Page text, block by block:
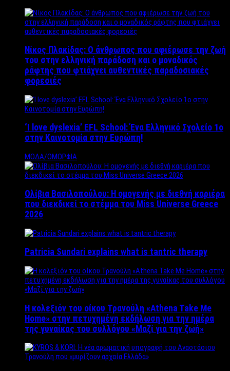
Νίκος Πλακίδας: O άνθρωπος που αφιέρωσε την ζωή
του στην ελληνική παράδοση και ο μοναδικός
ράφτης που φτιάχνει αυθεντικές παραδοσιακές
φορεσιές
‘Ι love dyslexia’ EFL School: Ένα Ελληνικό Σχολείo 1ο
στην Καινοτομία στην Ευρώπη!
ΜΟΔΑ/ΟΜΟΡΦΙΑ
Ολίβια Βασιλοπούλου: Η ομογενής με διεθνή καριέρα
που διεκδικεί το στέμμα του Miss Universe Greece
2026
Patricia Sundari explains what is tantric therapy
Η κολεξιόν του οίκου Τρανούλη «Athena Take Me
Home» στην πετυχημένη εκδήλωση για την ημέρα
της γυναίκας του συλλόγου «Μαζί για την ζωή»